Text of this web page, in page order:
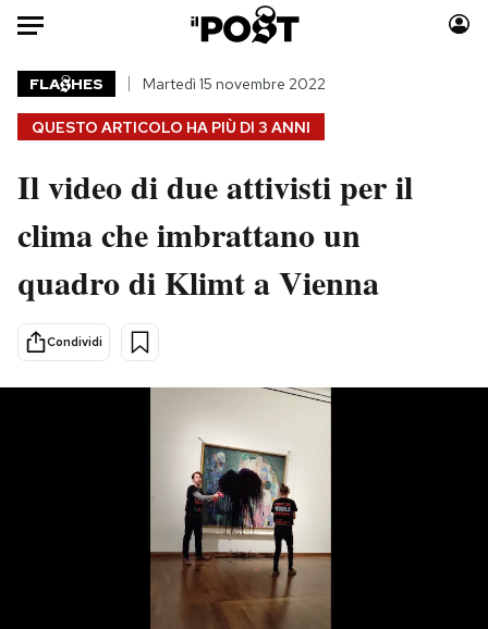
Auto
HOME
Italia
Politica
Tecnologia
Scienza
Moda
Consumismi
Storie/Idee
Altrecose
QUESTO ARTICOLO HA PIÙ DI 3 ANNI
FLA HES Martedì 15 novembre 2022
Il video di due attivisti per il
clima che imbrattano un
quadro di Klimt a Vienna
Condividi